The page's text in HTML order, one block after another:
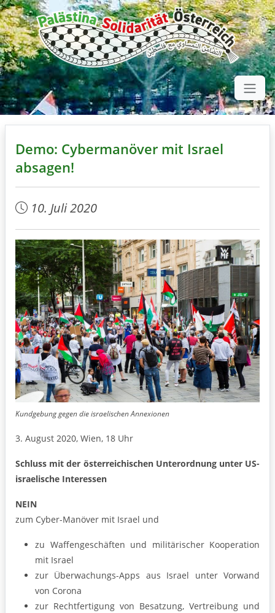
Demo: Cybermanöver mit Israel
absagen!
10. Juli 2020
Kundgebung gegen die israelischen Annexionen
3. August 2020, Wien, 18 Uhr
Schluss mit der österreichischen Unterordnung unter US-
israelische Interessen
NEIN
zum Cyber-Manöver mit Israel und
zu Waffengeschäften und militärischer Kooperation
mit Israel
zur Überwachungs-Apps aus Israel unter Vorwand
von Corona
zur Rechtfertigung von Besatzung, Vertreibung und